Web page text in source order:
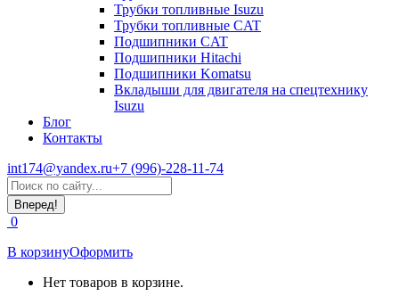
Трубки топливные Isuzu
Трубки топливные CAT
Подшипники CAT
Подшипники Hitachi
Подшипники Komatsu
Вкладыши для двигателя на спецтехнику
Isuzu
Блог
Контакты
int174@yandex.ru+7 (996)-228-11-74
Страница
WhatsApp
открывается
в
новом
окне
Поиск:
0
В корзинуОформить
Нет товаров в корзине.